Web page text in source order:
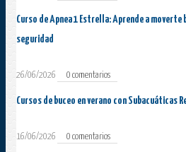
Curso de Apnea 1 Estrella: Aprende a moverte
seguridad
26/06/2026 0 comentarios
Cursos de buceo en verano con Subacuáticas
16/06/2026 0 comentarios